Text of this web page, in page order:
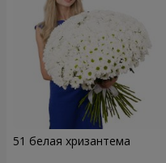
51 белая хризантема